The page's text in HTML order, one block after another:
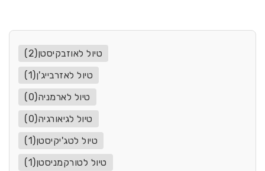
טיול לאוזבקיסטן(2)
טיול לאזרבייג'ן(1)
טיול לארמניה(0)
טיול לגיאורגיה(0)
טיול לטג'יקיסטן(1)
טיול לטורקמניסטן(1)